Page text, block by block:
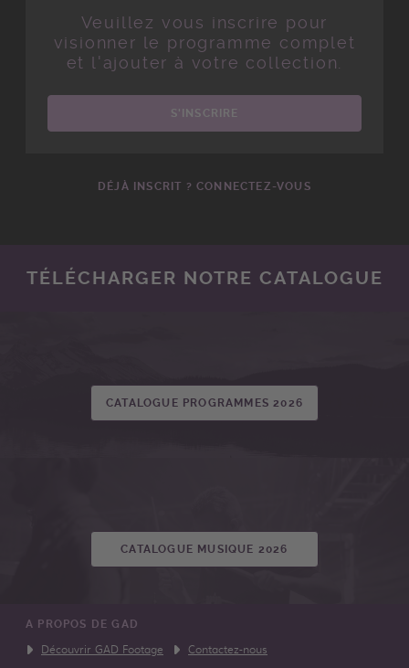
Veuillez vous inscrire pour
visionner le programme complet
et l'ajouter à votre collection.
S'INSCRIRE
DÉJÀ INSCRIT ? CONNECTEZ-VOUS
TÉLÉCHARGER NOTRE CATALOGUE
CATALOGUE PROGRAMMES 2026
CATALOGUE MUSIQUE 2026
A PROPOS DE GAD
Découvrir GAD Footage Contactez-nous